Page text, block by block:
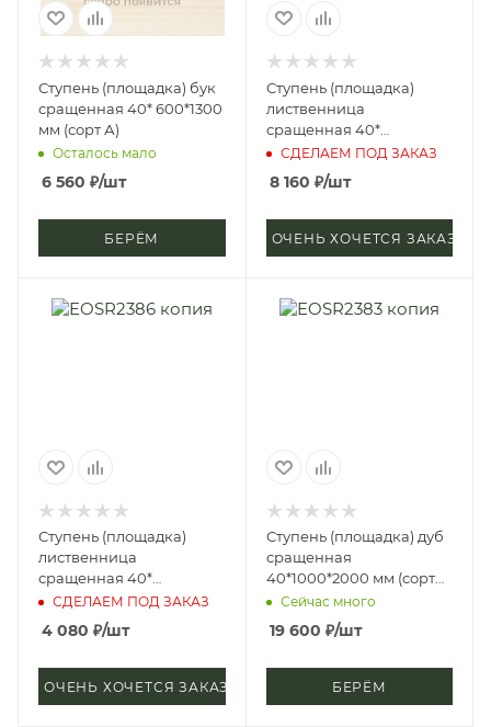
Ступень (площадка) бук
сращенная 40* 600*1300
мм (сорт А)
Осталось мало
6 560 ₽/шт
БЕРЁМ
Ступень (площадка)
лиственница
сращенная 40*
300*4000 мм (сорт А)
СДЕЛАЕМ ПОД ЗАКАЗ
8 160 ₽/шт
ОЧЕНЬ ХОЧЕТСЯ ЗАКАЗАТЬ
Ступень (площадка)
лиственница
сращенная 40*
300*2000 мм (сорт А)
СДЕЛАЕМ ПОД ЗАКАЗ
4 080 ₽/шт
ОЧЕНЬ ХОЧЕТСЯ ЗАКАЗАТЬ
Ступень (площадка) дуб
сращенная
40*1000*2000 мм (сорт
А), микрошип
Сейчас много
19 600 ₽/шт
БЕРЁМ